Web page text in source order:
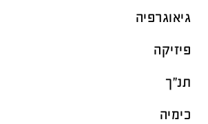
גיאוגרפיה
פיזיקה
תנ"ך
כימיה